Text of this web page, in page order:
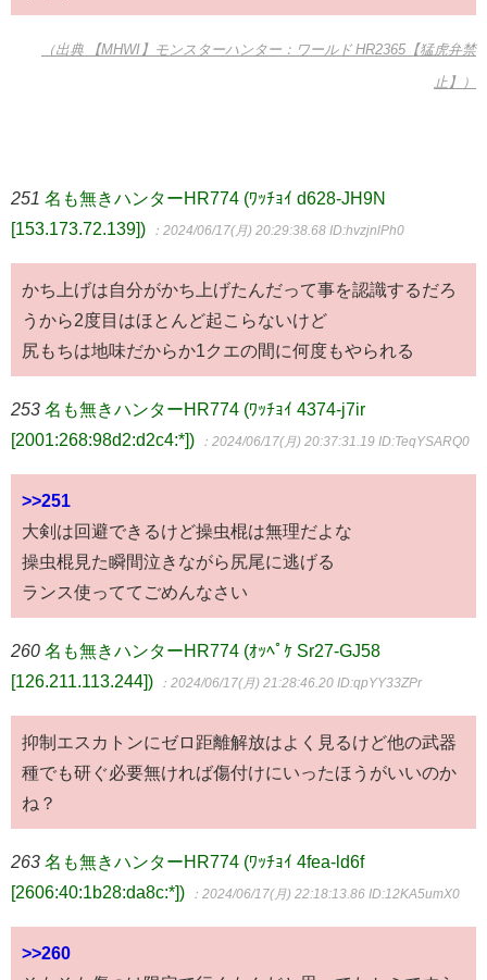
（出典 【MHWI】モンスターハンター：ワールド HR2365【猛虎弁禁
止】）
251 名も無きハンターHR774 (ﾜｯﾁｮｲ d628-JH9N
[153.173.72.139])
：2024/06/17(月) 20:29:38.68 ID:hvzjnlPh0
かち上げは自分がかち上げたんだって事を認識するだろ
うから2度目はほとんど起こらないけど
尻もちは地味だからか1クエの間に何度もやられる
253 名も無きハンターHR774 (ﾜｯﾁｮｲ 4374-j7ir
[2001:268:98d2:d2c4:*])
：2024/06/17(月) 20:37:31.19 ID:TeqYSARQ0
>>251
大剣は回避できるけど操虫棍は無理だよな
操虫棍見た瞬間泣きながら尻尾に逃げる
ランス使っててごめんなさい
260 名も無きハンターHR774 (ｵｯﾍﾟｹ Sr27-GJ58
[126.211.113.244])
：2024/06/17(月) 21:28:46.20 ID:qpYY33ZPr
抑制エスカトンにゼロ距離解放はよく見るけど他の武器
種でも研ぐ必要無ければ傷付けにいったほうがいいのか
ね？
263 名も無きハンターHR774 (ﾜｯﾁｮｲ 4fea-ld6f
[2606:40:1b28:da8c:*])
：2024/06/17(月) 22:18:13.86 ID:12KA5umX0
>>260